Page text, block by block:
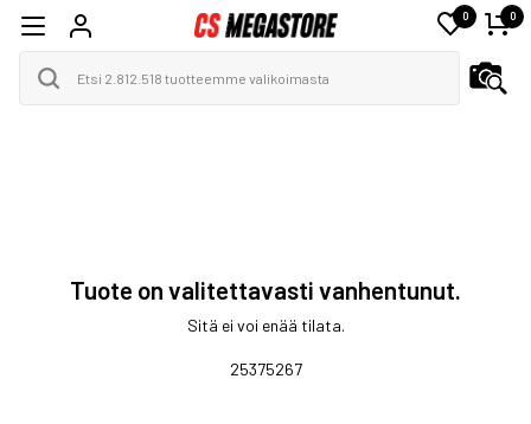
0 0
Tuote on valitettavasti vanhentunut.
Sitä ei voi enää tilata.
25375267